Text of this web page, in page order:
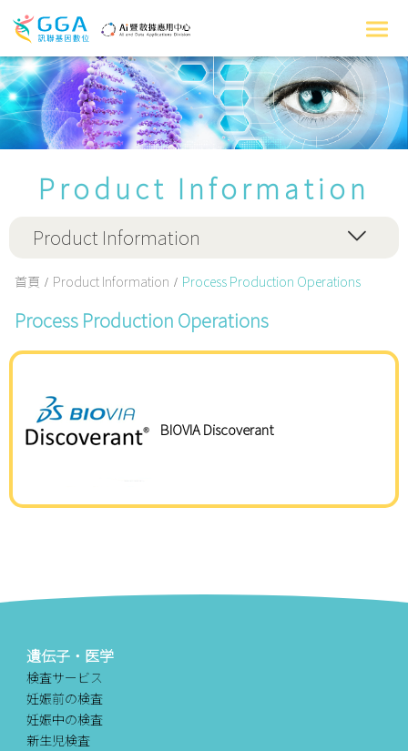
Product Information
Product Information
首頁 Product Information Process Production Operations
Process Production Operations
BIOVIA Discoverant
遺伝子・医学
検査サービス
妊娠前の検査
妊娠中の検査
新生児検査